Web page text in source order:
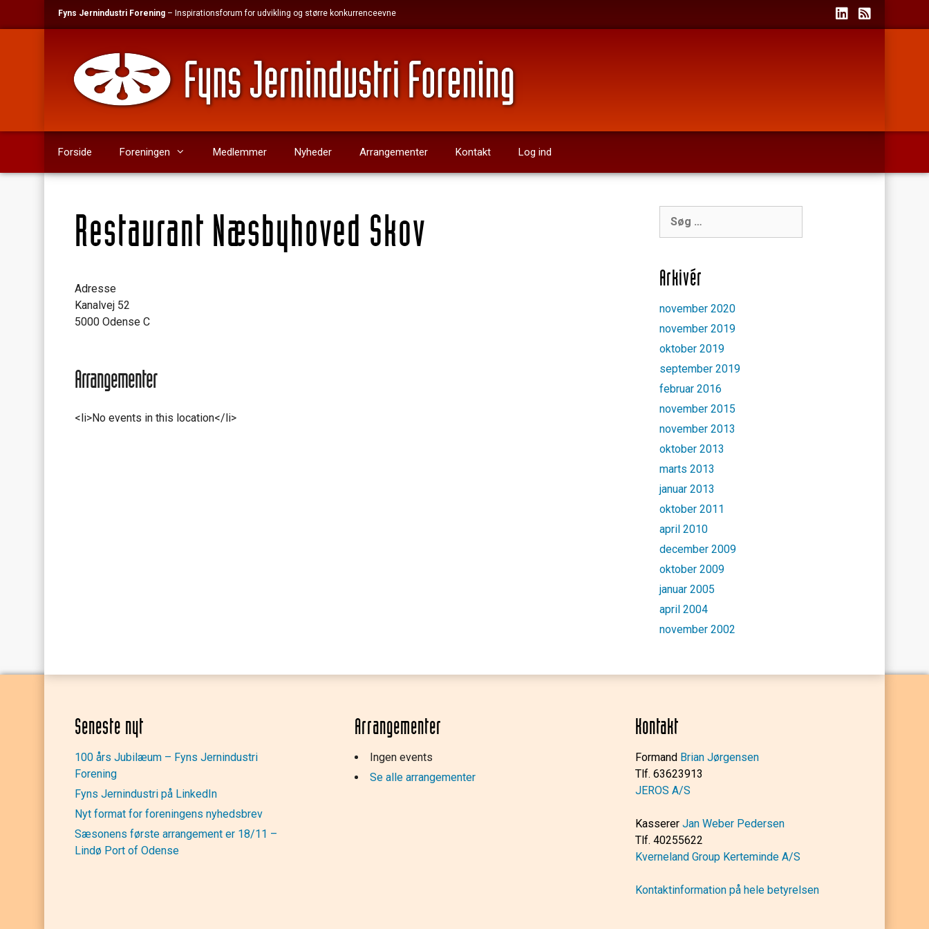
Fyns Jernindustri Forening – Inspirationsforum for udvikling og større konkurrenceevne
Forside Foreningen Medlemmer Nyheder Arrangementer Kontakt Log ind
Restaurant Næsbyhoved Skov
Adresse
Kanalvej 52
5000 Odense C
Arrangementer
<li>No events in this location</li>
efter:
Arkivér
november 2020
november 2019
oktober 2019
september 2019
februar 2016
november 2015
november 2013
oktober 2013
marts 2013
januar 2013
oktober 2011
april 2010
december 2009
oktober 2009
januar 2005
april 2004
november 2002
Seneste nyt
100 års Jubilæum – Fyns Jernindustri
Forening
Fyns Jernindustri på LinkedIn
Nyt format for foreningens nyhedsbrev
Sæsonens første arrangement er 18/11 –
Lindø Port of Odense
Arrangementer
Ingen events
Se alle arrangementer
Kontakt
Formand Brian Jørgensen
Tlf. 63623913
JEROS A/S
Kasserer Jan Weber Pedersen
Tlf. 40255622
Kverneland Group Kerteminde A/S
Kontaktinformation på hele betyrelsen